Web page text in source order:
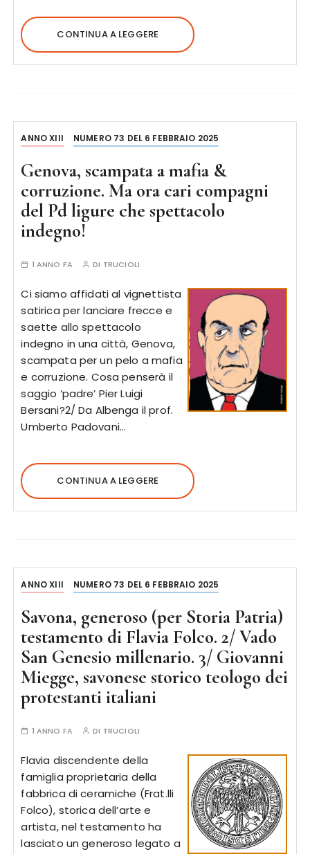
CONTINUA A LEGGERE
ANNO XIII NUMERO 73 DEL 6 FEBBRAIO 2025
Genova, scampata a mafia &
corruzione. Ma ora cari compagni
del Pd ligure che spettacolo
indegno!
1 ANNO FA DI TRUCIOLI
Ci siamo affidati al vignettista
satirica per lanciare frecce e
saette allo spettacolo
indegno in una città, Genova,
scampata per un pelo a mafia
e corruzione. Cosa penserà il
saggio ‘padre’ Pier Luigi
Bersani?2/ Da Albenga il prof.
Umberto Padovani…
CONTINUA A LEGGERE
ANNO XIII NUMERO 73 DEL 6 FEBBRAIO 2025
Savona, generoso (per Storia Patria)
testamento di Flavia Folco. 2/ Vado
San Genesio millenario. 3/ Giovanni
Miegge, savonese storico teologo dei
protestanti italiani
1 ANNO FA DI TRUCIOLI
Flavia discendente della
famiglia proprietaria della
fabbrica di ceramiche (Frat.lli
Folco), storica dell’arte e
artista, nel testamento ha
lasciato un generoso legato a